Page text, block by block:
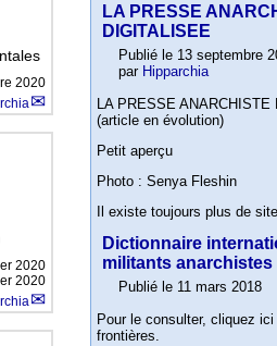
2020
2020
2020
LA PRESSE
DIGITALISEE
Publié le 13 septembre
par Hipparchia
LA PRESSE ANARCHISTE
(article en évolution)
Petit aperçu
Photo : Senya Fleshin
Il existe toujours plus de
Dictionnaire
militants anarchistes
Publié le 11 mars 2018
Pour le consulter, cliquez
frontières.